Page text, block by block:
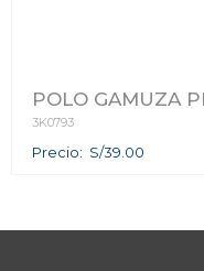
POLO GAMUZA
3K0793
Precio: S/39.00